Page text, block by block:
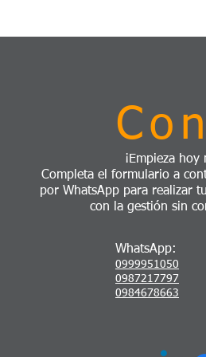
WhatsApp:
0999951050
0987217797
0984678663
¡Empieza hoy
Completa el formulario a
por WhatsApp para realizar
con la gestión sin